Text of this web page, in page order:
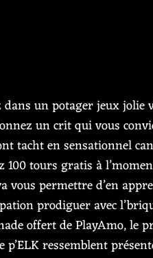
un potager jeux jolie
un crit qui vous
tacht en sensationnel
100 tours gratis à
vous permettre d’en
prodiguer avec
offert de PlayAmo, le
ressemblent